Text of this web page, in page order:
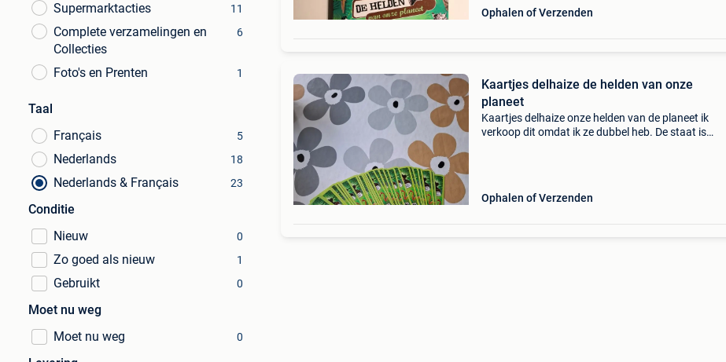
Supermarktacties
11
Complete verzamelingen en
Collecties
6
Foto's en Prenten 1
Taal
Français
5
Nederlands 18
Nederlands & Français 23
Conditie
Nieuw
0
Zo goed als nieuw 1
Gebruikt 0
Moet nu weg
Moet nu weg
0
Ophalen of Verzenden
Kaartjes delhaize de helden van onze
planeet
Kaartjes delhaize onze helden van de planeet ik
verkoop dit omdat ik ze dubbel heb. De staat is
Ophalen of Verzenden